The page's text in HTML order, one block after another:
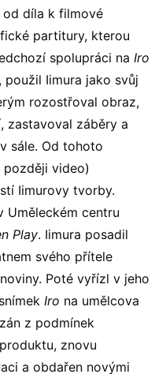
díla k filmové
partitury, kterou
spolupráci na Iro
použil Iimura jako svůj
rozostřoval obraz,
zastavoval záběry a
sále. Od tohoto
video)
Iimurovy tvorby.
Uměleckém centru
Play. Iimura posadil
svého přítele
Poté vyřízl v jeho
Iro na umělcova
z podmínek
znovu
a obdařen novými